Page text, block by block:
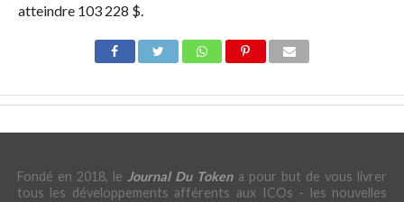
atteindre 103 228 $.
Fondé en 2018, le Journal Du Tokena pour but de vous livrer
tous les développements afférents aux ICOs - les nouvelles